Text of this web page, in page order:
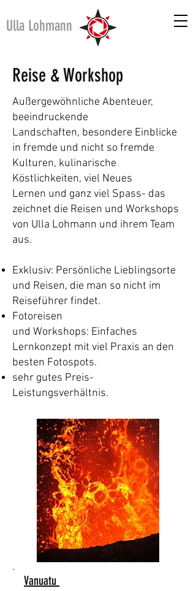
Ulla Lohmann
Reise & Workshop
Außergewöhnliche Abenteuer,
beeindruckende
Landschaften, besondere Einblicke
in fremde und nicht so fremde
Kulturen, kulinarische
Köstlichkeiten, viel Neues
Lernen und ganz viel Spass- das
zeichnet die Reisen und Workshops
von Ulla Lohmann und ihrem Team
aus.
Exklusiv: Persönliche Lieblingsorte
und Reisen, die man so nicht im
Reiseführer findet.
Fotoreisen
und Workshops: Einfaches
Lernkonzept mit viel Praxis an den
besten Fotospots.
sehr gutes Preis-
Leistungsverhältnis.
Vanuatu